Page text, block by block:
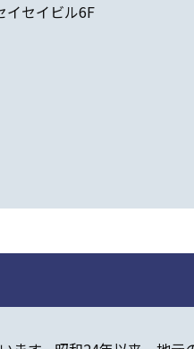
イセイビル6F